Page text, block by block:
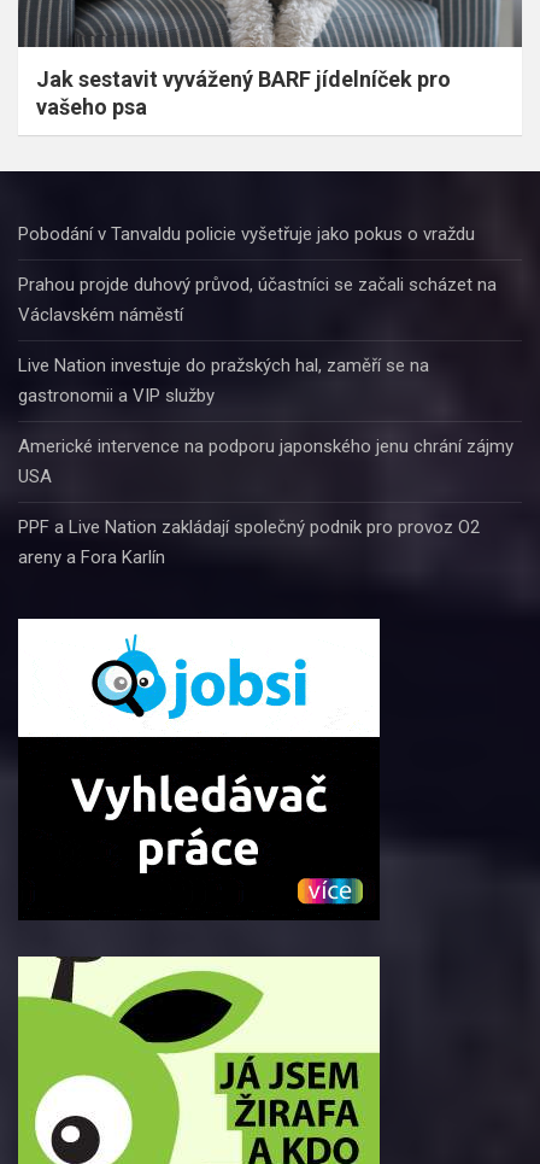
Jak sestavit vyvážený BARF jídelníček pro
vašeho psa
Pobodání v Tanvaldu policie vyšetřuje jako pokus o vraždu
Prahou projde duhový průvod, účastníci se začali scházet na
Václavském náměstí
Live Nation investuje do pražských hal, zaměří se na
gastronomii a VIP služby
Americké intervence na podporu japonského jenu chrání zájmy
USA
PPF a Live Nation zakládají společný podnik pro provoz O2
areny a Fora Karlín